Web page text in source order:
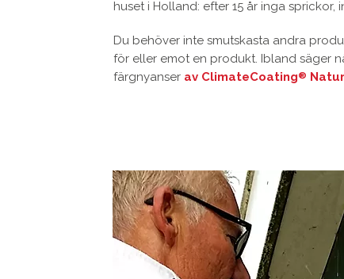
huset i Holland: efter 15 år inga
Du behöver inte smutskasta andra
för eller emot en produkt. Ibland säger
färgnyanser av ClimateCoating®